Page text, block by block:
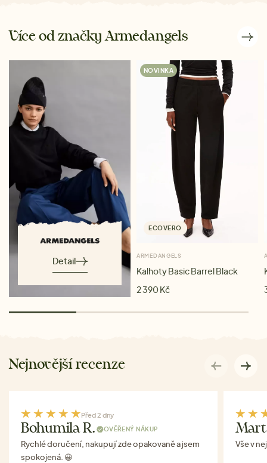
Více od značky Armedangels
Detail
NOVINKA
ECOVERO
ARMEDANGELS
Kalhoty Basic Barrel Black
2 390 Kč
Nejnovější recenze
Před 2 dny
Bohumila R. OVĚŘENÝ NÁKUP
Rychlé doručení, nakupují zde opakovaně a jsem
spokojená. 😀
Vše v